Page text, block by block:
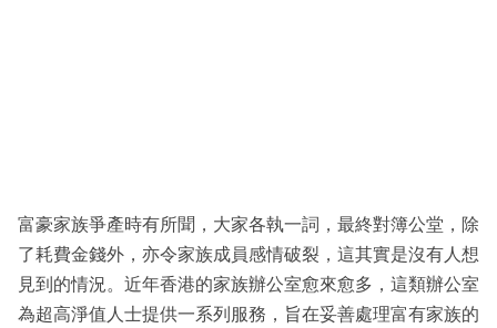
區
富豪家族爭產時有所聞，大家各執一詞，最終對簿公堂，除
了耗費金錢外，亦令家族成員感情破裂，這其實是沒有人想
見到的情況。近年香港的家族辦公室愈來愈多，這類辦公室
為超高淨值人士提供一系列服務，旨在妥善處理富有家族的